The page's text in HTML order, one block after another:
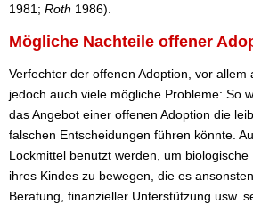
1981; Roth 1986).
Mögliche Nachteile offener
Verfechter der offenen Adoption, vor allem
jedoch auch viele mögliche Probleme: So
das Angebot einer offenen Adoption die
falschen Entscheidungen führen könnte.
Lockmittel benutzt werden, um
ihres Kindes zu bewegen, die es
Beratung, finanzieller Unterstützung usw.